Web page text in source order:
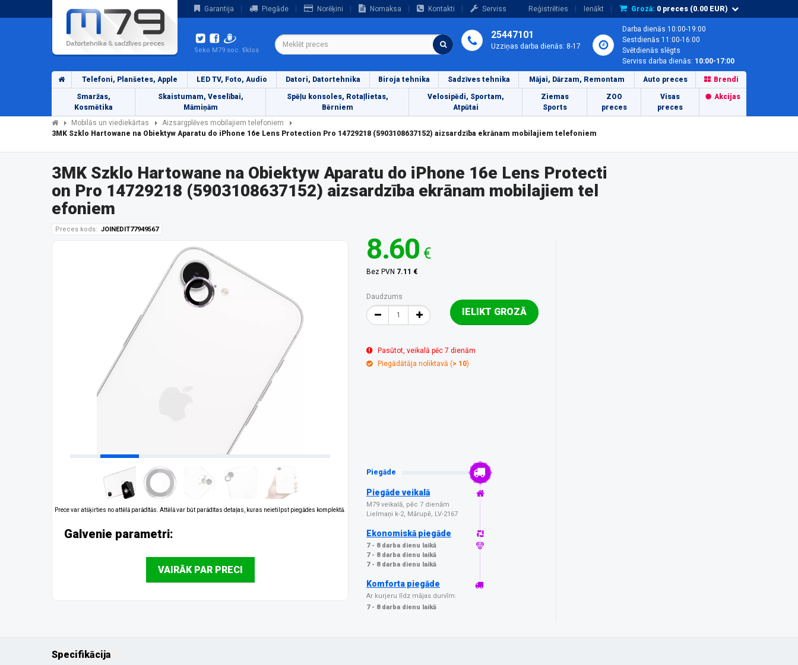
Garantija Piegāde Norēķini Nomaksa Kontakti Serviss Reģistrēties Ienākt Grozā: 0 preces (0.00 EUR)
Seko M79 soc. tīklos
25447101
Uzziņas darba dienās: 8-17
Darba dienās 10:00-19:00
Sestdienās 11:00-16:00
Svētdienās slēgts
Serviss darba dienās: 10:00-17:00
Telefoni, Planšetes, Apple LED TV, Foto, Audio Datori, Datortehnika Biroja tehnika Sadzīves tehnika Mājai, Dārzam, Remontam Auto preces Brendi
Smaržas,
Kosmētika
Skaistumam, Veselībai,
Māmiņām
Spēļu konsoles, Rotaļlietas,
Bērniem
Velosipēdi, Sportam,
Atpūtai
Ziemas
Sports
ZOO
preces
Visas
preces
Akcijas
Mobilās un viediekārtas
Aizsargplēves mobilajiem telefoniem
3MK Szklo Hartowane na Obiektyw Aparatu do iPhone 16e Lens Protection Pro 14729218 (5903108637152) aizsardzība ekrānam mobilajiem telefoniem
3MK Szklo Hartowane na Obiektyw Aparatu do iPhone 16e Lens Protecti
on Pro 14729218 (5903108637152) aizsardzība ekrānam mobilajiem tel
efoniem
Preces kods: JOINEDIT77949567
Prece var atšķirties no attēlā parādītās. Attēlā var būt parādītas detaļas, kuras neietilpst piegādes komplektā.
Galvenie parametri:
VAIRĀK PAR PRECI
8.60 €
Bez PVN 7.11 €
Daudzums
IELIKT GROZĀ
Pasūtot, veikalā pēc 7 dienām
Piegādātāja noliktavā (> 10)
Piegāde
Piegāde veikalā
M79 veikalā, pēc 7 dienām
Lielmaņi k-2, Mārupē, LV-2167
Ekonomiskā piegāde
7 - 8 darba dienu laikā
7 - 8 darba dienu laikā
7 - 8 darba dienu laikā
Komforta piegāde
Ar kurjeru līdz mājas durvīm:
7 - 8 darba dienu laikā
Specifikācija